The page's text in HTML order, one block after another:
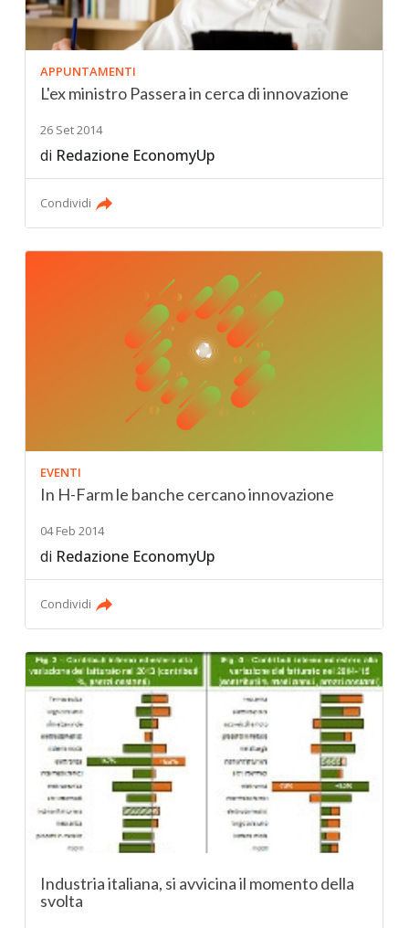
APPUNTAMENTI
L'ex ministro Passera in cerca di innovazione
26 Set 2014
di Redazione EconomyUp
Condividi
EVENTI
In H-Farm le banche cercano innovazione
04 Feb 2014
di Redazione EconomyUp
Condividi
Industria italiana, si avvicina il momento della
svolta